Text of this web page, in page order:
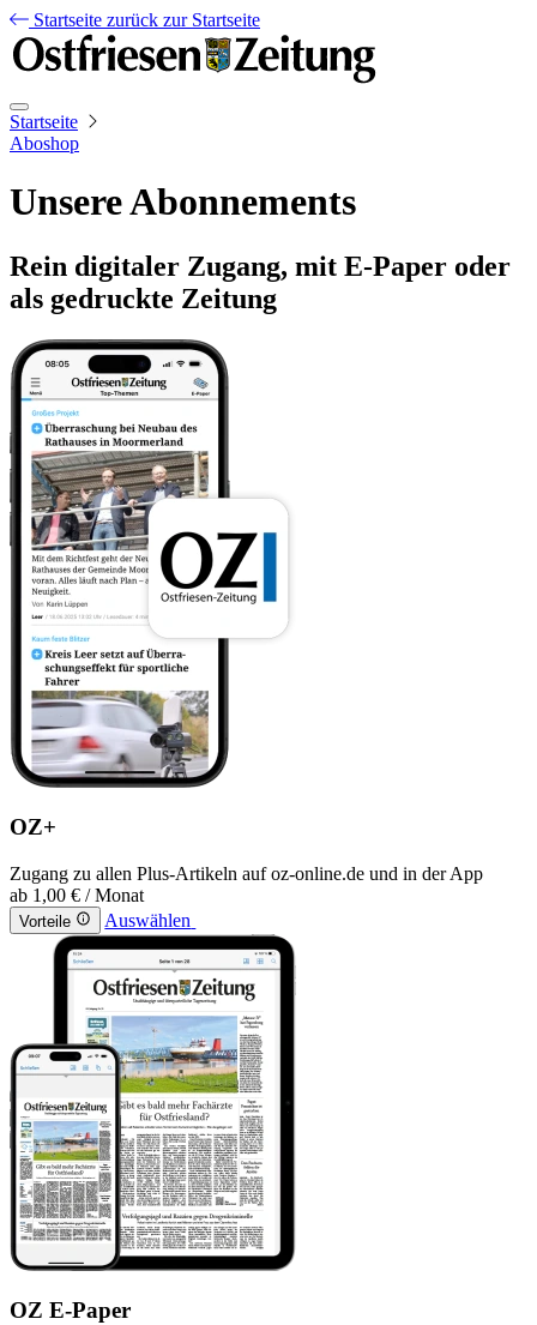
Startseite zurück zur Startseite
Startseite
Aboshop
Unsere Abonnements
Rein digitaler Zugang, mit E-Paper oder
als gedruckte Zeitung
OZ+
Zugang zu allen Plus-Artikeln auf oz-online.de und in der App
ab 1,00 € / Monat
Vorteile Auswählen
OZ E-Paper